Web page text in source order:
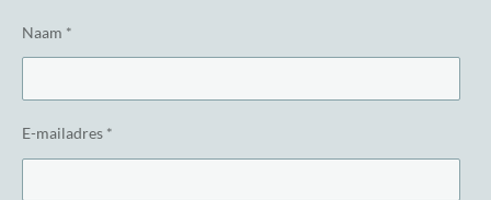
Naam *
E-mailadres *